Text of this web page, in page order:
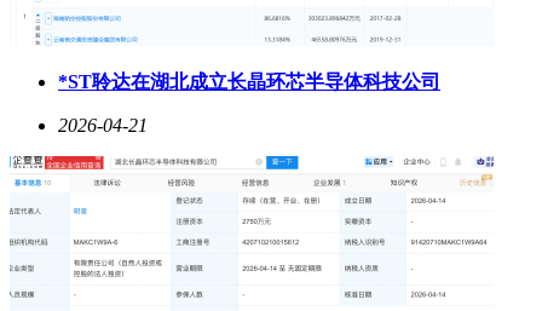
*ST聆达在湖北成立长晶环芯半导体科技公司
2026-04-21